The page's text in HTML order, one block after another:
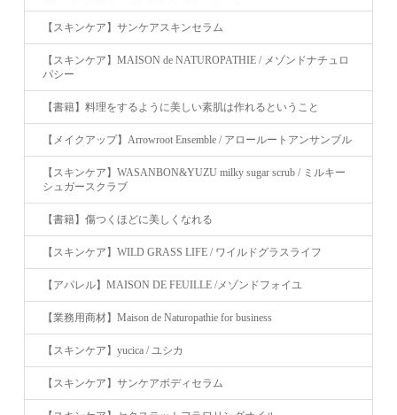
【スキンケア】サンケアスキンセラム
【スキンケア】MAISON de NATUROPATHIE / メゾンドナチュロ
パシー
【書籍】料理をするように美しい素肌は作れるということ
【メイクアップ】Arrowroot Ensemble / アロールートアンサンブル
【スキンケア】WASANBON&YUZU milky sugar scrub / ミルキー
シュガースクラブ
【書籍】傷つくほどに美しくなれる
【スキンケア】WILD GRASS LIFE / ワイルドグラスライフ
【アパレル】MAISON DE FEUILLE /メゾンドフォイユ
【業務用商材】Maison de Naturopathie for business
【スキンケア】yucica / ユシカ
【スキンケア】サンケアボディセラム